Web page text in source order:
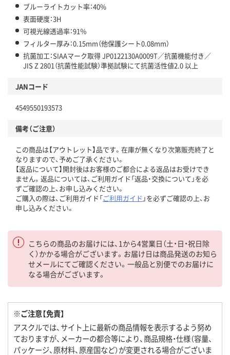
ブルーライトカット率：40%
表面硬度：3H
可視光線透過率：91％
フィルター厚み：0.15mm（他保護シート0.08mm）
抗菌加工：SIAAマーク取得 JP0122130A0009T／抗菌機能付き／
JIS Z 2801（抗菌性能試験）準拠試験にて抗菌活性値2.0 以上
JANコード
4549550193573
備考（ご注意）
この商品は【アウトレット】品です。在庫が無くなり次第販売終了と
なりますので、予めご了承ください。
【返品について】開封後はお客様のご都合による返品はお受けでき
ません。返品については、ご利用ガイド「返品・交換について」を必
ずご確認の上、お申し込みください。
ご購入の際は、ご利用ガイド「ご利用ガイド 」を必ずご確認の上、お
申し込みください。
こちらの商品のお届けには、1から4営業日（土・日・祝日除
く）かかる場合がございます。お届け日は商品発送のお知ら
せメールにてご確認ください。一般品と別便でのお届けに
なる場合がございます。
※ご注意【免責】
アスクルでは、サイト上に最新の商品情報を表示するよう努め
ておりますが、メーカーの都合等により、商品規格・仕様（容量、
パッケージ、原材料、原産国など）が変更される場合がございま